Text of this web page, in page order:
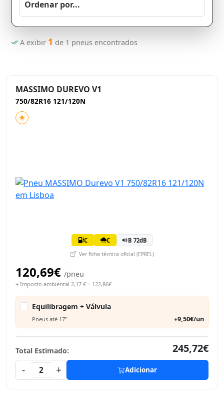
A exibir 1 de 1 pneus encontrados
MASSIMO DUREVO V1
750/82R16 121/120N
C C B 72dB
Ver ficha técnica oficial (EPREL)
120,69€ /pneu
+ Imposto ambiental 2,17 € = 122,86€
Equilibragem + Válvula
Pneus até 17" +9,50€/un
Total Estimado:
245,72€
-
2 + Adicionar